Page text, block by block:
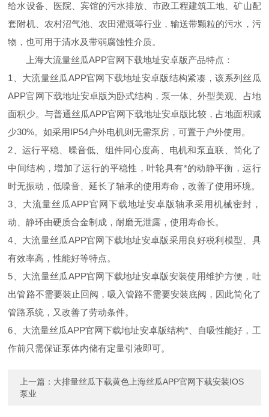
给水设备、医院、宾馆的污水排放、市政工程建筑工地、矿山配
套附机、农村沼气池、农田灌溉等行业，输送带颗粒的污水，污
物，也可用于清水及带弱腐蚀性介质。
上海大流量丝瓜APP官网下载地址安卓版产品特点：
1、大流量丝瓜APP官网下载地址安卓版结构紧凑，该系列丝瓜
APP官网下载地址安卓版为卧式结构，泵一体、外型美观、占地
面积少。与普通丝瓜APP官网下载地址安卓版比较，占地面积减
少30%。如采用IP54户外电机则无需泵房，可置于户外使用。
2、运行平稳、噪音低、组件同心度高、电机和泵直联、简化了
中间结构，增加了运行的平稳性，叶轮具有*的动静平衡，运行
时无振动，低噪音、延长了轴承的使用寿命，改善了使用环境。
3、大流量丝瓜APP官网下载地址安卓版轴承采用机械密封，
动、静环由硬质合金制成，耐磨无泄露，使用寿命长。
4、大流量丝瓜APP官网下载地址安卓版采用良好税利模型、具
有效率高，性能好等特点。
5、大流量丝瓜APP官网下载地址安卓版安装使用维护方便，吐
出管路不需要装止回阀，吸入管路不需要安装底阀，因此简化了
管路系统，又改善了劳动条件。
6、大流量丝瓜APP官网下载地址安卓版结构*、自吸性能好，工
作前只需保证泵体内储有定量引液即可。
上一篇： 大排量丝瓜下载黄色上海丝瓜APP官网下载安装IOS
泵业